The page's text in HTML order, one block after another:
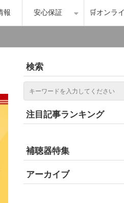
報 安心保証 🛒オンラ
検索
注目記事ランキング
補聴器特集
アーカイブ